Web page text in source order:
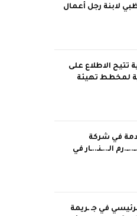
لابنة رجل أعمال
تتيح الاطلاع على
لمخطط تهيئة
في شركة
الـ..ـنـ..ـار في
في جـ ـريمة